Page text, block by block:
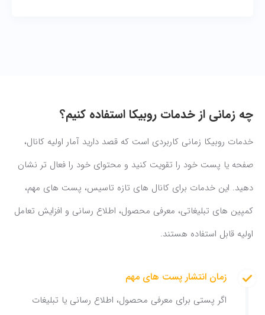
چه زمانی از خدمات روبیکا استفاده کنیم؟
خدمات روبیکا زمانی کاربردی است که قصد دارید آمار اولیه کانال،
صفحه یا پست خود را تقویت کنید و محتوای خود را فعال تر نشان
دهید. این خدمات برای کانال های تازه تاسیس، پست های مهم،
کمپین های تبلیغاتی، معرفی محصول، اطلاع رسانی و افزایش تعامل
اولیه قابل استفاده هستند.
زمان انتشار پست های مهم
اگر پستی برای معرفی محصول، اطلاع رسانی یا تبلیغات